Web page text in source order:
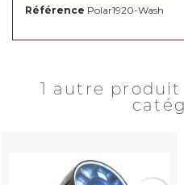
Référence Polar1920-Wash
1 autre